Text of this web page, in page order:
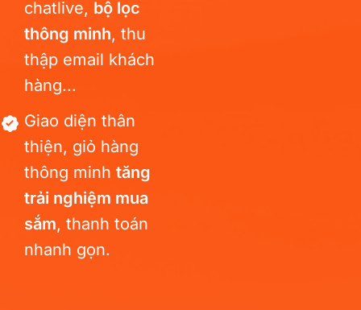
chatlive, bộ lọc
thông minh, thu
thập email khách
hàng...
Giao diện thân
thiện, giỏ hàng
thông minh tăng
trải nghiệm mua
sắm, thanh toán
nhanh gọn.